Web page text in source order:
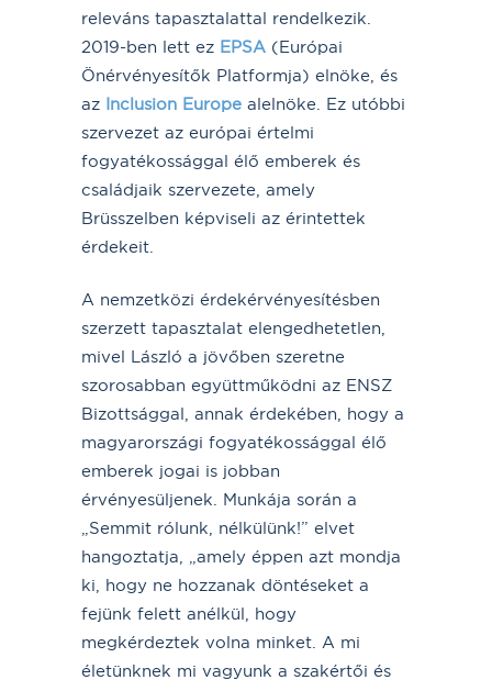
releváns tapasztalattal rendelkezik.
2019-ben lett ez EPSA (Európai
Önérvényesítők Platformja) elnöke, és
az Inclusion Europe alelnöke. Ez utóbbi
szervezet az európai értelmi
fogyatékossággal élő emberek és
családjaik szervezete, amely
Brüsszelben képviseli az érintettek
érdekeit.
A nemzetközi érdekérvényesítésben
szerzett tapasztalat elengedhetetlen,
mivel László a jövőben szeretne
szorosabban együttműködni az ENSZ
Bizottsággal, annak érdekében, hogy a
magyarországi fogyatékossággal élő
emberek jogai is jobban
érvényesüljenek. Munkája során a
„Semmit rólunk, nélkülünk!” elvet
hangoztatja, „amely éppen azt mondja
ki, hogy ne hozzanak döntéseket a
fejünk felett anélkül, hogy
megkérdeztek volna minket. A mi
életünknek mi vagyunk a szakértői és